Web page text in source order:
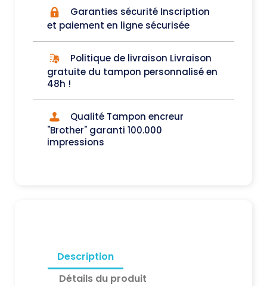
Garanties sécurité Inscription
et paiement en ligne sécurisée
Politique de livraison Livraison
gratuite du tampon personnalisé en
48h !
Qualité Tampon encreur
"Brother" garanti 100.000
impressions
Description
Détails du produit